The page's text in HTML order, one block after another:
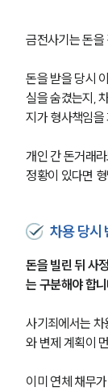
금전사기는 돈을
돈을 받을 당시
실을 숨겼는지,
지가 형사책임을
개인 간 돈거래
정황이 있다면
차용 당시
돈을 빌린 뒤 사
는 구분해야 합
사기죄에서는 차
와 변제 계획이
이미 연체 채무